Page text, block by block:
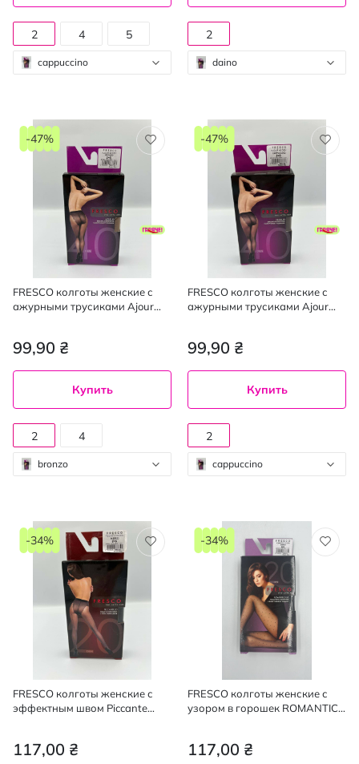
cappuccino
2 4 5
daino
2
FRESCO колготы женские с
ажурными трусиками Ajour
99,90 ₴
-47%
Купить
bronzo
2 4
FRESCO колготы женские с
ажурными трусиками Ajour
99,90 ₴
-47%
Купить
cappuccino
2
FRESCO колготы женские с
эффектным швом Piccante
117,00 ₴
-34%
FRESCO колготы женские с
узором в горошек ROMANTICO
117,00 ₴
-34%